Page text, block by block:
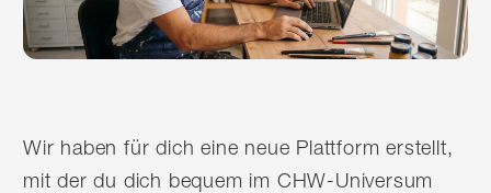
Wir haben für dich eine neue Plattform erstellt,
mit der du dich bequem im CHW-Universum